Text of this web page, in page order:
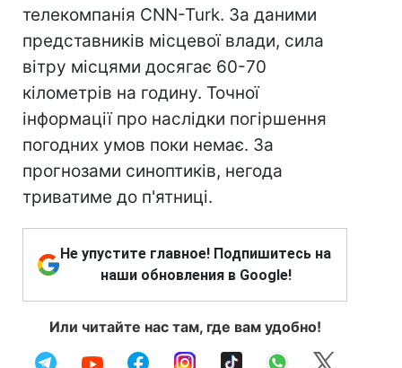
телекомпанія CNN-Turk. За даними
представників місцевої влади, сила
вітру місцями досягає 60-70
кілометрів на годину. Точної
інформації про наслідки погіршення
погодних умов поки немає. За
прогнозами синоптиків, негода
триватиме до п'ятниці.
Не упустите главное! Подпишитесь на
наши обновления в Google!
Или читайте нас там, где вам удобно!